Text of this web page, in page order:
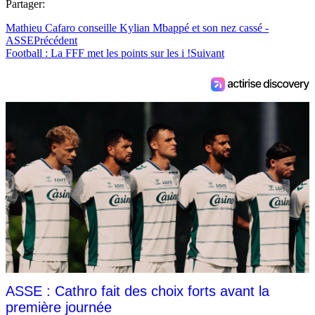
Partager:
Mathieu Cafaro conseille Kylian Mbappé et son nez cassé -
ASSEPrécédent
Football : La FFF met les points sur les i !Suivant
ASSE : Cathro fait des choix forts avant la
première journée